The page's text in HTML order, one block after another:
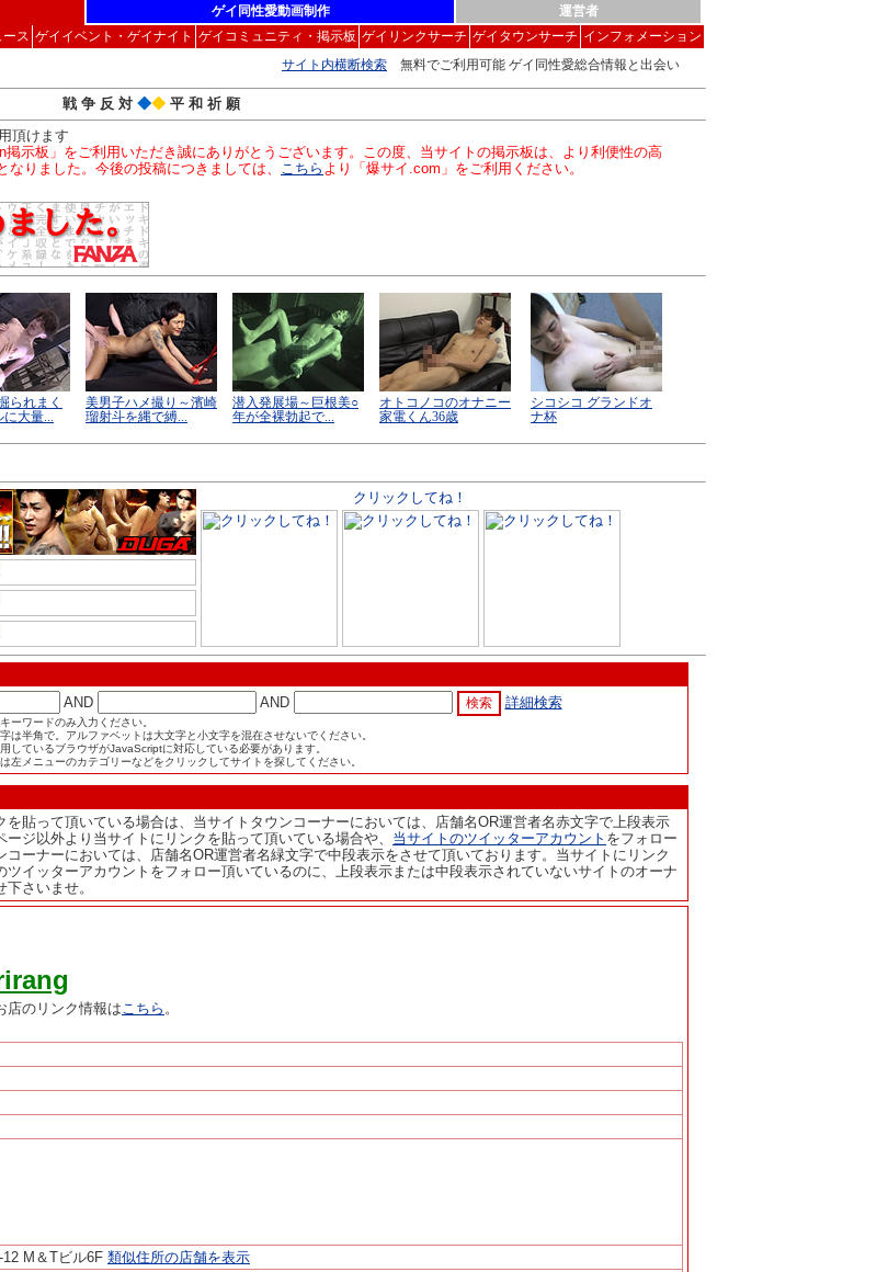
ゲイ同性愛動画制作
運営者
ス ゲイイベント・ゲイナイト ゲイコミュニティ・掲示板 ゲイリンクサーチ ゲイタウンサーチ インフォメーション
サイト内横断検索 無料でご利用可能 ゲイ同性愛総合情報と出会い
戦 争 反 対 ◆◆ 平 和 祈 願
頂けます
示板」をご利用いただき誠にありがとうございます。この度、当サイトの掲示板は、より利便性の高
りました。今後の投稿につきましては、 こちら より「爆サイ.com」をご利用ください。
AND
AND 詳細検索
ーワードのみ入力ください。
は半角で。アルファベットは大文字と小文字を混在させないでください。
しているブラウザがJavaScriptに対応している必要があります。
左メニューのカテゴリーなどをクリックしてサイトを探してください。
を貼って頂いている場合は、当サイトタウンコーナーにおいては、店舗名OR運営者名赤文字で上段表示
ジ以外より当サイトにリンクを貼って頂いている場合や、 当サイトのツイッターアカウント をフォロー
ーナーにおいては、店舗名OR運営者名緑文字で中段表示をさせて頂いております。当サイトにリンク
ツイッターアカウントをフォロー頂いているのに、上段表示または中段表示されていないサイトのオーナ
さいませ。
店のリンク情報はこちら 。
M＆Tビル6F 類似住所の店舗を表示